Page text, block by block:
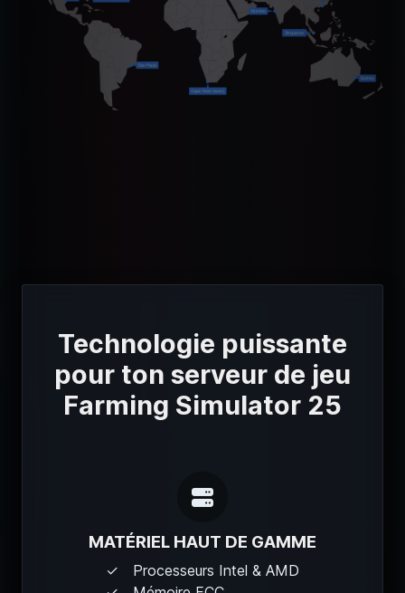
Technologie puissante
pour ton serveur de jeu
Farming Simulator 25
MATÉRIEL HAUT DE GAMME
Processeurs Intel & AMD